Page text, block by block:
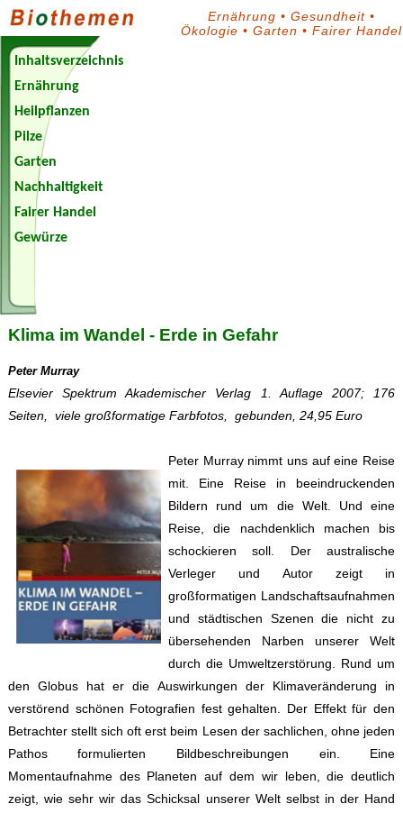
Ernährung • Gesundheit•
Ökologie • Garten • Fairer Handel
Inhaltsverzeichnis
Ernährung
Heilpflanzen
Pilze
Garten
Nachhaltigkeit
Fairer Handel
Gewürze
Klima im Wandel - Erde in Gefahr
Peter Murray
Elsevier Spektrum Akademischer Verlag 1. Auflage 2007; 176
Seiten, viele großformatige Farbfotos, gebunden, 24,95 Euro
Peter Murray nimmt uns auf eine Reise
mit. Eine Reise in beeindruckenden
Bildern rund um die Welt. Und eine
Reise, die nachdenklich machen bis
schockieren soll. Der australische
Verleger und Autor zeigt in
großformatigen Landschaftsaufnahmen
und städtischen Szenen die nicht zu
übersehenden Narben unserer Welt
durch die Umweltzerstörung. Rund um
den Globus hat er die Auswirkungen der Klimaveränderung in
verstörend schönen Fotografien fest gehalten. Der Effekt für den
Betrachter stellt sich oft erst beim Lesen der sachlichen, ohne jeden
Pathos formulierten Bildbeschreibungen ein. Eine
Momentaufnahme des Planeten auf dem wir leben, die deutlich
zeigt, wie sehr wir das Schicksal unserer Welt selbst in der Hand